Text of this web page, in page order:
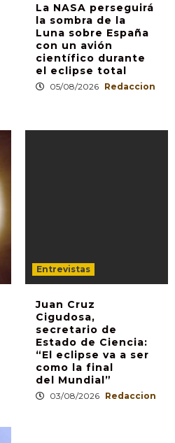
La NASA perseguirá
la sombra de la
Luna sobre España
con un avión
científico durante
el eclipse total
05/08/2026 Redaccion
Entrevistas
Juan Cruz
Cigudosa,
secretario de
Estado de Ciencia:
“El eclipse va a ser
como la final
del Mundial”
03/08/2026 Redaccion